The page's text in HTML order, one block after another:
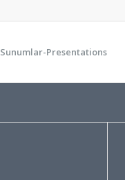
Sunumlar-Presentations